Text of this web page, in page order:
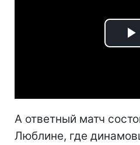
А ответный матч
Люблине, где